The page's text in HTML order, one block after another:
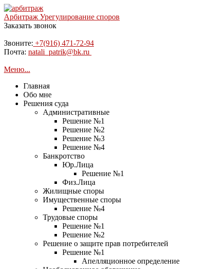
Арбитраж Урегулирование споров
Заказать звонок
Звоните: +7(916) 471-72-94
Почта: natali_patrik@bk.ru
Меню...
Главная
Обо мне
Решения суда
Административные
Решение №1
Решение №2
Решение №3
Решение №4
Банкротство
Юр.Лица
Решение №1
Физ.Лица
Жилищные споры
Имущественные споры
Решение №4
Трудовые споры
Решение №1
Решение №2
Решение о защите прав потребителей
Решение №1
Апелляционное определение